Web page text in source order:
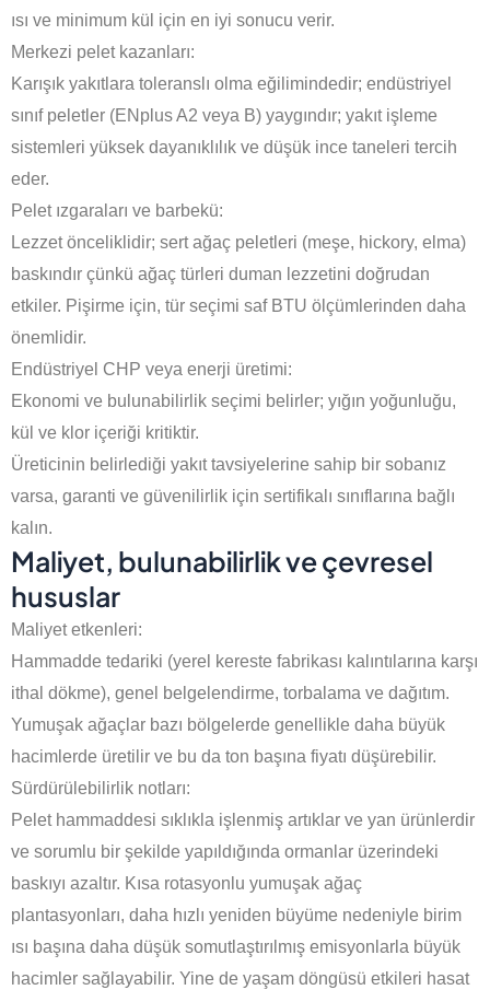
ısı ve minimum kül için en iyi sonucu verir.
Merkezi pelet kazanları:
Karışık yakıtlara toleranslı olma eğilimindedir; endüstriyel
sınıf peletler (ENplus A2 veya B) yaygındır; yakıt işleme
sistemleri yüksek dayanıklılık ve düşük ince taneleri tercih
eder.
Pelet ızgaraları ve barbekü:
Lezzet önceliklidir; sert ağaç peletleri (meşe, hickory, elma)
baskındır çünkü ağaç türleri duman lezzetini doğrudan
etkiler. Pişirme için, tür seçimi saf BTU ölçümlerinden daha
önemlidir.
Endüstriyel CHP veya enerji üretimi:
Ekonomi ve bulunabilirlik seçimi belirler; yığın yoğunluğu,
kül ve klor içeriği kritiktir.
Üreticinin belirlediği yakıt tavsiyelerine sahip bir sobanız
varsa, garanti ve güvenilirlik için sertifikalı sınıflarına bağlı
kalın.
Maliyet, bulunabilirlik ve çevresel
hususlar
Maliyet etkenleri:
Hammadde tedariki (yerel kereste fabrikası kalıntılarına karşı
ithal dökme), genel belgelendirme, torbalama ve dağıtım.
Yumuşak ağaçlar bazı bölgelerde genellikle daha büyük
hacimlerde üretilir ve bu da ton başına fiyatı düşürebilir.
Sürdürülebilirlik notları:
Pelet hammaddesi sıklıkla işlenmiş artıklar ve yan ürünlerdir
ve sorumlu bir şekilde yapıldığında ormanlar üzerindeki
baskıyı azaltır. Kısa rotasyonlu yumuşak ağaç
plantasyonları, daha hızlı yeniden büyüme nedeniyle birim
ısı başına daha düşük somutlaştırılmış emisyonlarla büyük
hacimler sağlayabilir. Yine de yaşam döngüsü etkileri hasat